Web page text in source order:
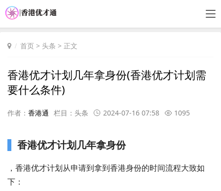
首页 > 头条 > 正文
香港优才计划几年拿身份(香港优才计划需
要什么条件)
作者： 香港通 栏目： 头条 2024-07-16 07:58 1095
香港优才计划几年拿身份
，香港优才计划从申请到拿到香港身份的时间流程大致如
下：